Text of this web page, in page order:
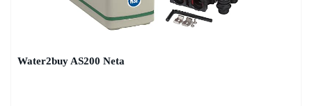
Water2buy AS200 Neta